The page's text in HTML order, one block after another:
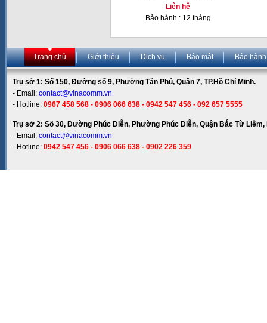
Liên hệ
Bảo hành : 12 tháng
Trang chủ Giới thiệu Dịch vụ Bảo mật Bảo hành
Trụ sở 1: Số 150, Đường số 9, Phường Tân Phú, Quận 7, TP.Hồ Chí Minh.
- Email: contact@vinacomm.vn
- Hotline: 0967 458 568 - 0906 066 638 - 0942 547 456 - 092 657 5555
Trụ sở 2: Số 30, Đường Phúc Diễn, Phường Phúc Diễn, Quận Bắc Từ Liêm,
- Email: contact@vinacomm.vn
- Hotline: 0942 547 456 - 0906 066 638 - 0902 226 359